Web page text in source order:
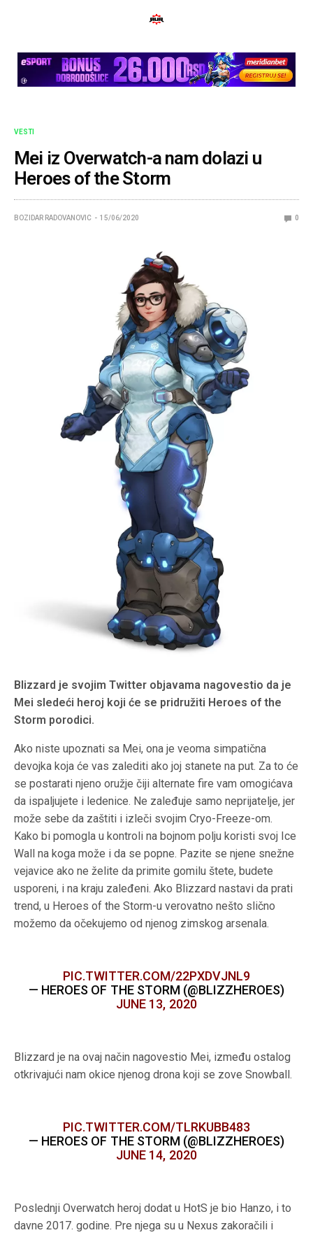
VESTI
Mei iz Overwatch-a nam dolazi u
Heroes of the Storm
BOZIDAR RADOVANOVIC 15/06/2020 0
Blizzard je svojim Twitter objavama nagovestio da je
Mei sledeći heroj koji će se pridružiti Heroes of the
Storm porodici.
Ako niste upoznati sa Mei, ona je veoma simpatična
devojka koja će vas zalediti ako joj stanete na put. Za to će
se postarati njeno oružje čiji alternate fire vam omogićava
da ispaljujete i ledenice. Ne zaleđuje samo neprijatelje, jer
može sebe da zaštiti i izleči svojim Cryo-Freeze-om.
Kako bi pomogla u kontroli na bojnom polju koristi svoj Ice
Wall na koga može i da se popne. Pazite se njene snežne
vejavice ako ne želite da primite gomilu štete, budete
usporeni, i na kraju zaleđeni. Ako Blizzard nastavi da prati
trend, u Heroes of the Storm-u verovatno nešto slično
možemo da očekujemo od njenog zimskog arsenala.
PIC.TWITTER.COM/22PXDVJNL9
— HEROES OF THE STORM (@BLIZZHEROES)
JUNE 13, 2020
Blizzard je na ovaj način nagovestio Mei, između ostalog
otkrivajući nam okice njenog drona koji se zove Snowball.
PIC.TWITTER.COM/TLRKUBB483
— HEROES OF THE STORM (@BLIZZHEROES)
JUNE 14, 2020
Poslednji Overwatch heroj dodat u HotS je bio Hanzo, i to
davne 2017. godine. Pre njega su u Nexus zakoračili i